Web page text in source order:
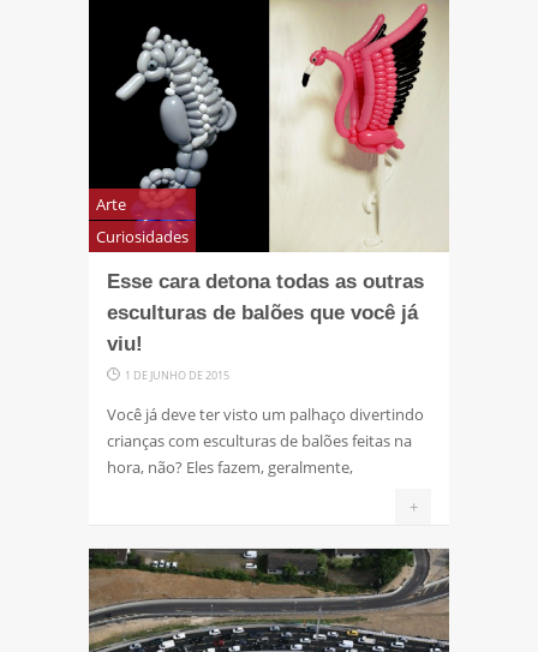
Arte
Curiosidades
Esse cara detona todas as outras
esculturas de balões que você já
viu!
1 DE JUNHO DE 2015
Você já deve ter visto um palhaço divertindo
crianças com esculturas de balões feitas na
hora, não? Eles fazem, geralmente,
+